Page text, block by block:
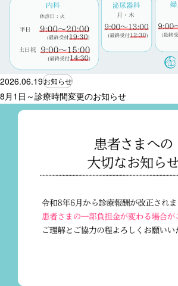
2026.06.19お知らせ
8月1日～診療時間変更のお知らせ